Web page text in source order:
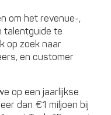
om het revenue-,
talentguide te
op zoek naar
en customer
op een jaarlijkse
dan €1 miljoen bij